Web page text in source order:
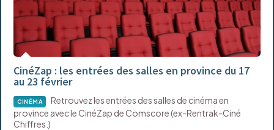
CinéZap : les entrées des salles en province du 17
au 23 février
CINÉMA
Retrouvez les entrées des salles de cinéma en
province avec le CinéZap de Comscore (ex-Rentrak-Ciné
Chiffres.)